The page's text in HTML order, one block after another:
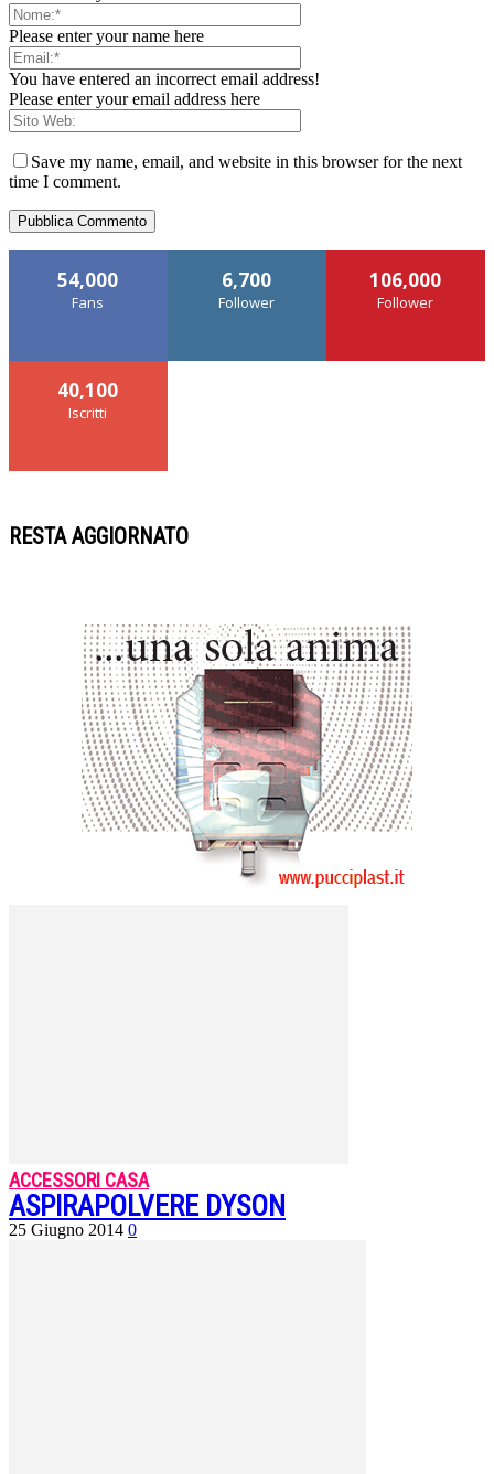
Please enter your name here
You have entered an incorrect email address!
Please enter your email address here
Save my name, email, and website in this browser for the next
time I comment.
54,000
Fans
6,700
Follower
106,000
Follower
40,100
Iscritti
RESTA AGGIORNATO
ACCESSORI CASA
ASPIRAPOLVERE DYSON
25 Giugno 2014 0